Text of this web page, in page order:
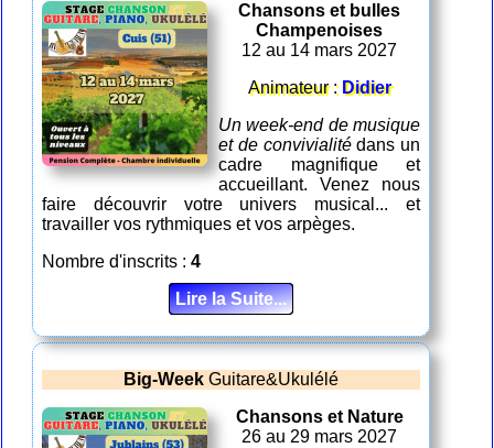
Chansons et bulles
Champenoises
12 au 14 mars 2027
Animateur : Didier
Un week-end de musique
et de convivialitédans un
cadre magnifique et
accueillant. Venez nous
faire découvrir votre univers musical... et
travailler vos rythmiques et vos arpèges.
Nombre d'inscrits :4
Lire la Suite...
Big-Week Guitare&Ukulélé
Chansons et Nature
26 au 29 mars 2027